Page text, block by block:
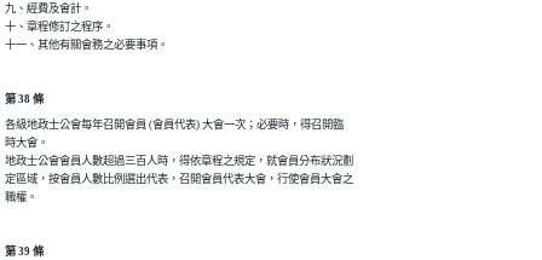
九、經費及會計。
十、章程修訂之程序。
十一、其他有關會務之必要事項。
第 38 條
各級地政士公會每年召開會員 (會員代表) 大會一次；必要時，得召開臨
時大會。
地政士公會會員人數超過三百人時，得依章程之規定，就會員分布狀況劃
定區域，按會員人數比例選出代表，召開會員代表大會，行使會員大會之
職權。
第 39 條